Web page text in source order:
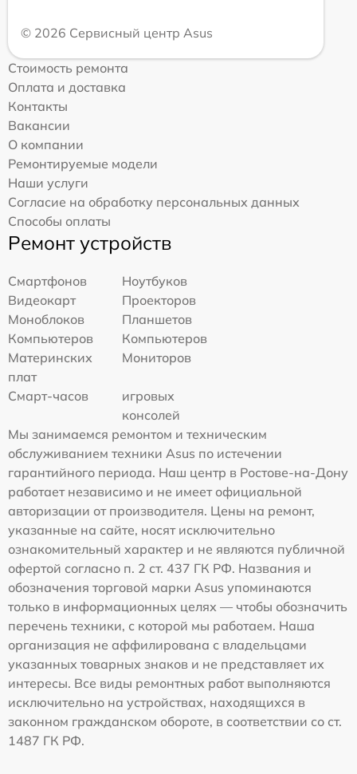
© 2026 Сервисный центр Asus
Стоимость ремонта
Оплата и доставка
Контакты
Вакансии
О компании
Ремонтируемые модели
Наши услуги
Согласие на обработку персональных данных
Способы оплаты
Ремонт устройств
Смартфонов
Ноутбуков
Видеокарт
Проекторов
Моноблоков
Планшетов
Компьютеров
Компьютеров
Материнских
плат
Мониторов
Смарт-часов
игровых
консолей
Мы занимаемся ремонтом и техническим
обслуживанием техники Asus по истечении
гарантийного периода. Наш центр в Ростове-на-Дону
работает независимо и не имеет официальной
авторизации от производителя. Цены на ремонт,
указанные на сайте, носят исключительно
ознакомительный характер и не являются публичной
офертой согласно п. 2 ст. 437 ГК РФ. Названия и
обозначения торговой марки Asus упоминаются
только в информационных целях — чтобы обозначить
перечень техники, с которой мы работаем. Наша
организация не аффилирована с владельцами
указанных товарных знаков и не представляет их
интересы. Все виды ремонтных работ выполняются
исключительно на устройствах, находящихся в
законном гражданском обороте, в соответствии со ст.
1487 ГК РФ.